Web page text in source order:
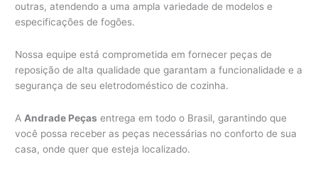
outras, atendendo a uma ampla variedade de modelos e
especificações de fogões.
Nossa equipe está comprometida em fornecer peças de
reposição de alta qualidade que garantam a funcionalidade e a
segurança de seu eletrodoméstico de cozinha.
A Andrade Peças entrega em todo o Brasil, garantindo que
você possa receber as peças necessárias no conforto de sua
casa, onde quer que esteja localizado.